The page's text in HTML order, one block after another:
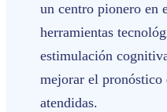
un centro pionero en
herramientas
estimulación
mejorar el pronóstico
atendidas.